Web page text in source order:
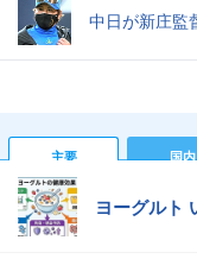
中日が新庄監
主要 国内
ヨーグルト